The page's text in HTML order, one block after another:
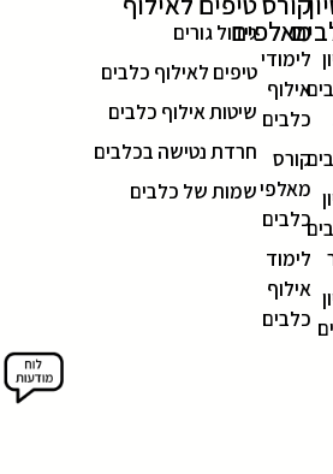
מאלפים
לימודי
אילוף
כלבים
קורס
מאלפי
כלבים
לימוד
אילוף
כלבים
גידול גורים
טיפים לאילוף כלבים
שיטות אילוף כלבים
חרדת נטישה בכלבים
שמות של כלבים